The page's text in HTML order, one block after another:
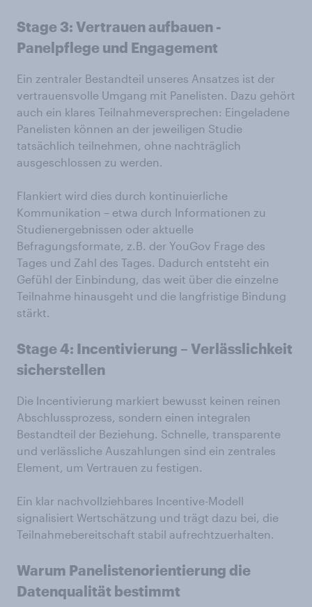
Stage 3: Vertrauenaufbauen -
Panelpflege und Engagement
Ein zentraler Bestandteil unseres Ansatzes ist der
vertrauensvolle Umgang mit Panelisten. Dazu gehört
auch ein klares Teilnahmeversprechen: Eingeladene
Panelisten können an der jeweiligen Studie
tatsächlich teilnehmen, ohne nachträglich
ausgeschlossen zu werden.
Flankiert wird dies durch kontinuierliche
Kommunikation – etwa durch Informationen zu
Studienergebnissen oder aktuelle
Befragungsformate, z.B. der YouGov Frage des
Tages und Zahl des Tages. Dadurch entsteht ein
Gefühl der Einbindung, das weit über die einzelne
Teilnahme hinausgeht und die langfristige Bindung
stärkt.
Stage 4: Incentivierung – Verlässlichkeit
sicherstellen
Die Incentivierung markiert bewusst keinen reinen
Abschlussprozess, sondern einen integralen
Bestandteil der Beziehung. Schnelle, transparente
und verlässliche Auszahlungen sind ein zentrales
Element, um Vertrauen zu festigen.
Ein klar nachvollziehbares Incentive-Modell
signalisiert Wertschätzung und trägt dazu bei, die
Teilnahmebereitschaft stabil aufrechtzuerhalten.
Warum Panelistenorientierung die
Datenqualität bestimmt